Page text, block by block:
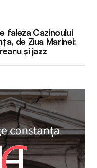
faleza Cazinoului
de Ziua Marinei:
și jazz